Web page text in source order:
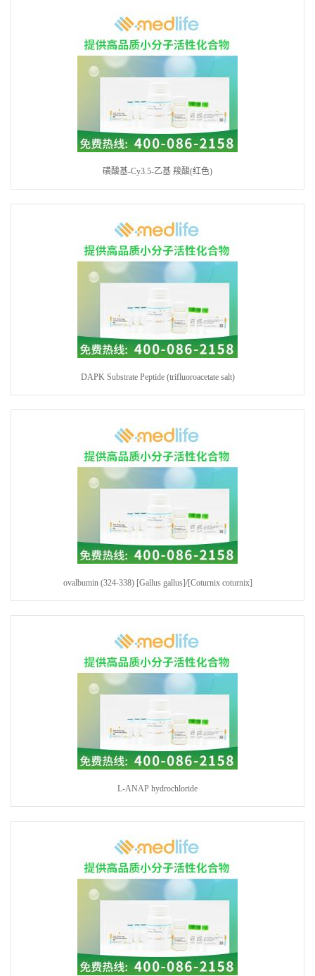
磺酸基-Cy3.5-乙基 羧酸(红色)
DAPK Substrate Peptide (trifluoroacetate salt)
ovalbumin (324-338) [Gallus gallus]/[Coturnix coturnix]
L-ANAP hydrochloride